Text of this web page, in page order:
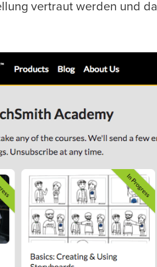
vertraut werden und